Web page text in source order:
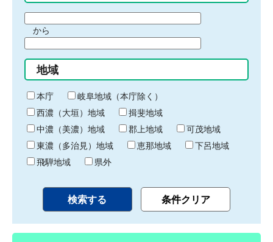
間
始
り
から
間
終
わ
り
地域
本庁
岐阜地域（本庁除く）
西濃（大垣）地域
揖斐地域
中濃（美濃）地域
郡上地域
可茂地域
東濃（多治見）地域
恵那地域
下呂地域
飛騨地域
県外